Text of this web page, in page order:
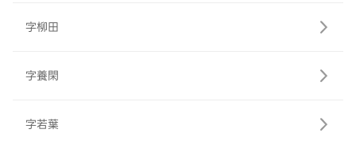
字柳田
字養閑
字若葉